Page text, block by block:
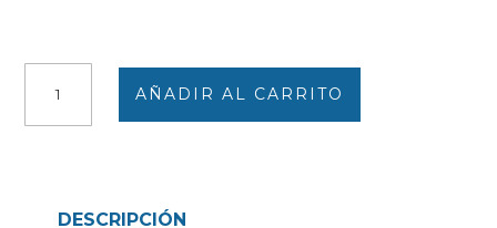
mujer
liso
AÑADIR AL CARRITO
DESCRIPCIÓN